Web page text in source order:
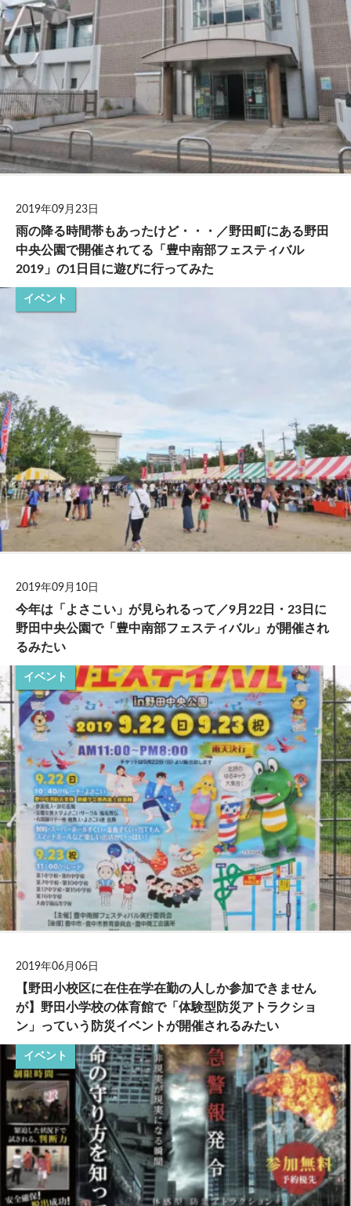
2019年09月23日
雨の降る時間帯もあったけど・・・／野田町にある野田
中央公園で開催されてる「豊中南部フェスティバル
2019」の1日目に遊びに行ってみた
イベント
2019年09月10日
今年は「よさこい」が見られるって／9月22日・23日に
野田中央公園で「豊中南部フェスティバル」が開催され
るみたい
イベント
2019年06月06日
【野田小校区に在住在学在勤の人しか参加できません
が】野田小学校の体育館で「体験型防災アトラクショ
ン」っていう防災イベントが開催されるみたい
イベント